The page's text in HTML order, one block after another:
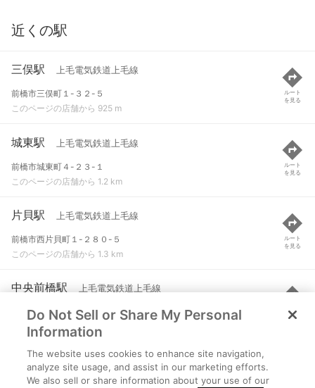
近くの駅
三俣駅 上毛電気鉄道上毛線
前橋市三俣町１-３２-５
このページの店舗から 925 m
ルート
を見る
城東駅 上毛電気鉄道上毛線
前橋市城東町４-２３-１
このページの店舗から 1.2 km
ルート
を見る
片貝駅 上毛電気鉄道上毛線
前橋市西片貝町１-２８０-５
このページの店舗から 1.3 km
ルート
を見る
中央前橋駅 上毛電気鉄道上毛線
前橋市城東町４-１-１
このページの店舗から 1.4 km
ルート
を見る
上泉駅 上毛電気鉄道上毛線
前橋市上泉町２８１
Do Not Sell or Share My Personal
Information
The website uses cookies to enhance site navigation,
analyze site usage, and assist in our marketing efforts.
We also sell or share information about your use of our